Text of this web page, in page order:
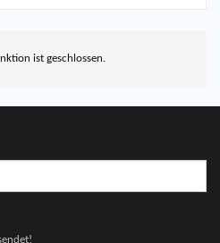
ist geschlossen.